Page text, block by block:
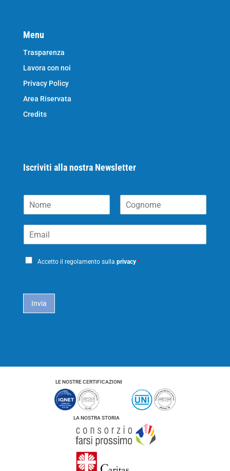
Menu
Trasparenza
Lavora con noi
Privacy Policy
Area Riservata
Credits
Iscriviti alla nostra Newsletter
o
e
o
n
m
m
P
c
Accetto il regolamento sulla privacy *
Invia
LE NOSTRE CERTIFICAZIONI
LA NOSTRA STORIA